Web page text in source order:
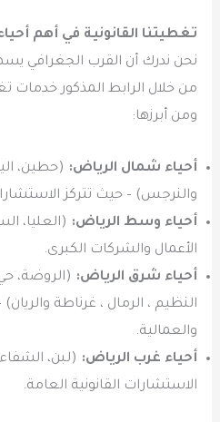
تغطيتنا القانونية في أهم
نحن ندرك أن القرب الجغرافي
من خلال الرابط المذكور خدمات
ومن أبرزها:
أحياء شمال الرياض: (حطين،
والنرجس) – حيث تتركز
أحياء وسط الرياض: (العليا،
الأعمال والشركات الكبرى.
أحياء شرق الرياض: (الروضة،
النظيم ، الرمال ، غرناطة
والعمالية.
أحياء غرب الرياض: (لبن،
الاستشارات القانونية العامة.